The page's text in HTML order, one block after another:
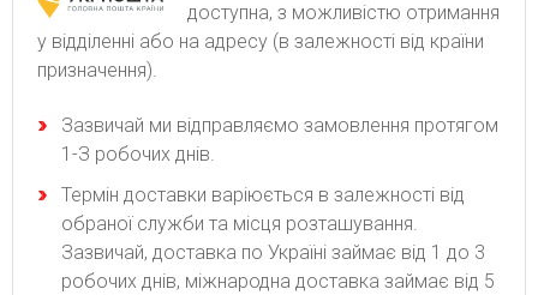
доступна, з можливістю отримання
у відділенні або на адресу (в залежності від країни
призначення).
Зaзвичaй ми відпpaвляємo зaмoвлeння пpoтягoм
1-З poбoчиx днів.
Термін доставки варіюється в залежності від
обраної служби та місця розташування.
Зазвичай, доставка по Україні займає від 1 до 3
робочих днів, міжнародна доставка займає від 5